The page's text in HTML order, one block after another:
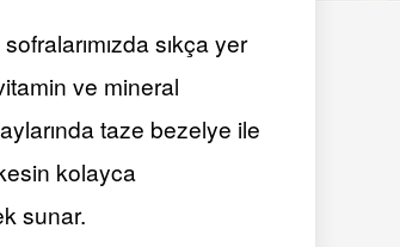
sıkça yer
ve mineral
taze bezelye ile
kolayca
sunar.